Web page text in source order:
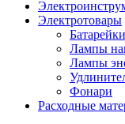
Электротовары
Батарейки
Лампы
Лампы
Фонари
Расходные